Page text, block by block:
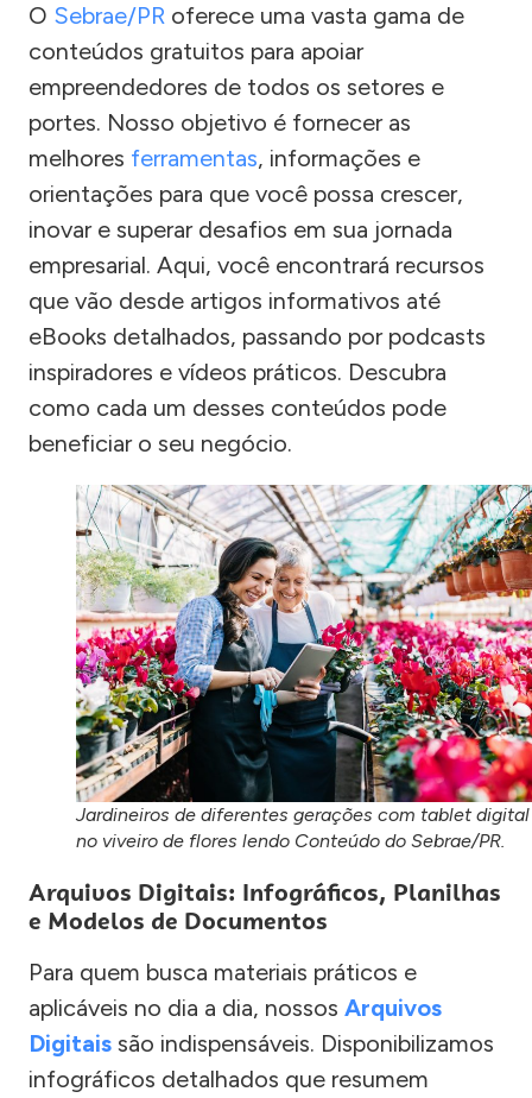
O Sebrae/PR oferece uma vasta gama de
conteúdos gratuitos para apoiar
empreendedores de todos os setores e
portes. Nosso objetivo é fornecer as
melhores ferramentas, informações e
orientações para que você possa crescer,
inovar e superar desafios em sua jornada
empresarial. Aqui, você encontrará recursos
que vão desde artigos informativos até
eBooks detalhados, passando por podcasts
inspiradores e vídeos práticos. Descubra
como cada um desses conteúdos pode
beneficiar o seu negócio.
Jardineiros de diferentes gerações com tablet digital
no viveiro de flores lendo Conteúdo do Sebrae/PR.
Arquivos Digitais: Infográficos, Planilhas
e Modelos de Documentos
Para quem busca materiais práticos e
aplicáveis no dia a dia, nossos Arquivos
Digitais são indispensáveis. Disponibilizamos
infográficos detalhados que resumem